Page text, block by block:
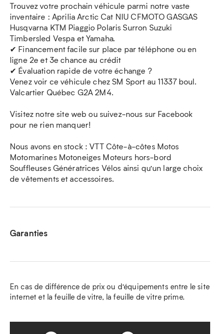
Trouvez votre prochain véhicule parmi notre vaste
inventaire : Aprilia Arctic Cat NIU CFMOTO GASGAS
Husqvarna KTM Piaggio Polaris Surron Suzuki
Timbersled Vespa et Yamaha.
✔ Financement facile sur place par téléphone ou en
ligne 2e et 3e chance au crédit
✔ Évaluation rapide de votre échange ?
Venez voir ce véhicule chez SM Sport au 11337 boul.
Valcartier Québec G2A 2M4.
Visitez notre site web ou suivez-nous sur Facebook
pour ne rien manquer!
Nous avons en stock : VTT Côte-à-côtes Motos
Motomarines Motoneiges Moteurs hors-bord
Souffleuses Génératrices Vélos ainsi qu’un large choix
de vêtements et accessoires.
Garanties
En cas de différence de prix ou d’équipements entre le site
internet et la feuille de vitre, la feuille de vitre prime.